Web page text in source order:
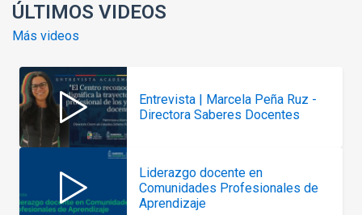
ÚLTIMOS VIDEOS
Más videos
Entrevista | Marcela Peña Ruz -
Directora Saberes Docentes
Liderazgo docente en
Comunidades Profesionales de
Aprendizaje